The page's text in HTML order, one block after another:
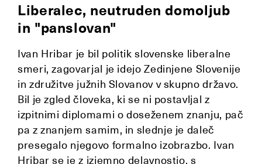
Liberalec, neutruden domoljub
in "panslovan"
Ivan Hribar je bil politik slovenske liberalne
smeri, zagovarjal je idejo Zedinjene Slovenije
in združitve južnih Slovanov v skupno državo.
Bil je zgled človeka, ki se ni postavljal z
izpitnimi diplomami o doseženem znanju, pač
pa z znanjem samim, in slednje je daleč
presegalo njegovo formalno izobrazbo. Ivan
Hribar se je z izjemno delavnostjo, s